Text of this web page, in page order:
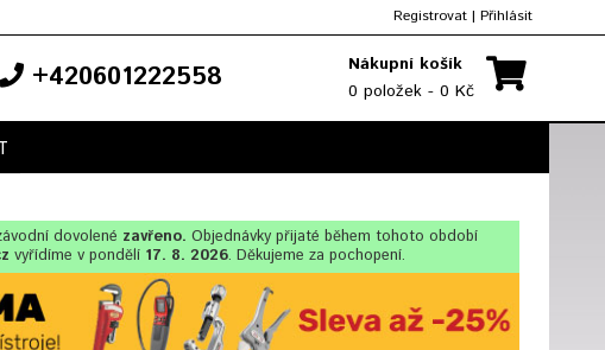
Registrovat | Přihlásit
+420601222558
Nákupní košík
0 položek - 0 Kč
dovolené zavřeno.Objednávky přijaté během tohoto období
vyřídíme v pondělí 17. 8. 2026. Děkujeme za pochopení.